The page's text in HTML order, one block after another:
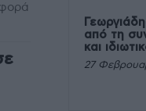
από τη
και
27